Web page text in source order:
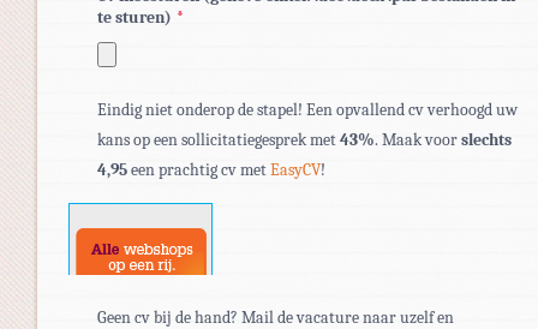
te sturen) *
bestandstypen:
pdf,
doc,
docx.
Eindig niet onderop de stapel! Een opvallend cv verhoogd uw
kans op een sollicitatiegesprek met43%. Maak voorslechts
4,95een prachtig cv metEasyCV!
Geen cv bij de hand? Mail de vacature naar uzelf en